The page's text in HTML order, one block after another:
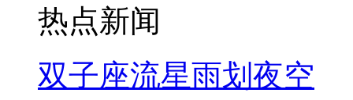
热点新闻
双子座流星雨划夜空